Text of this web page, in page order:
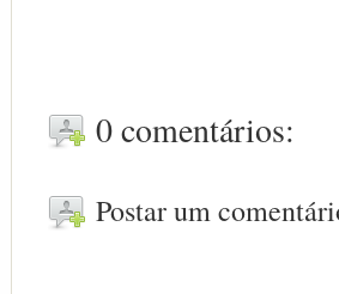
0 comentários:
Postar um